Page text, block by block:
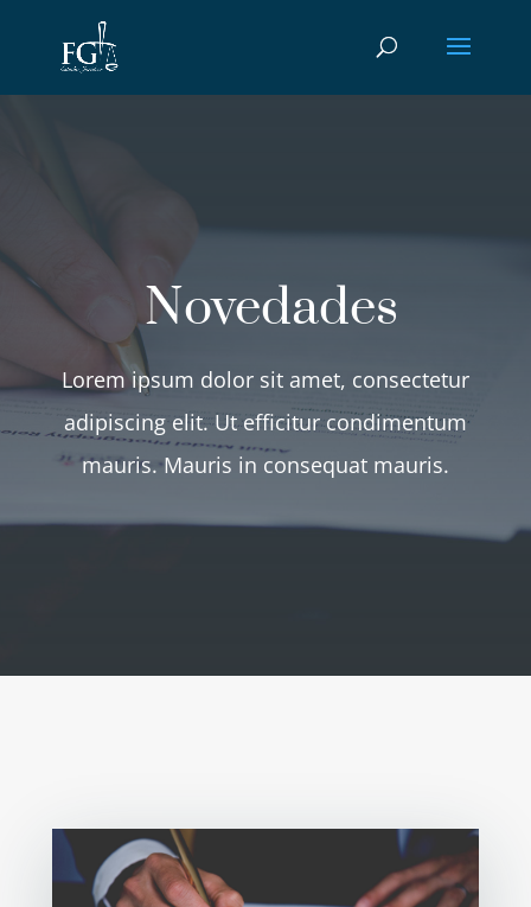
Novedades
Lorem ipsum dolor sit amet, consectetur
adipiscing elit. Ut efficitur condimentum
mauris. Mauris in consequat mauris.